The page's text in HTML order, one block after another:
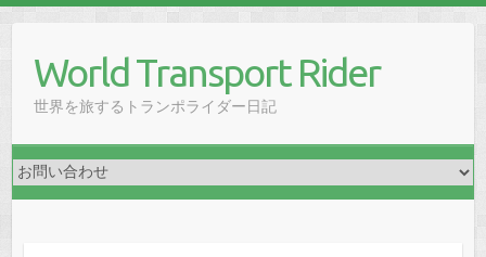
contentWorld Transport Rider
世界を旅するトランポライダー日記